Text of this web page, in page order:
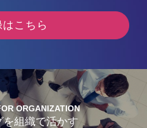
こちら
ORGANIZATION
を組織で活かす